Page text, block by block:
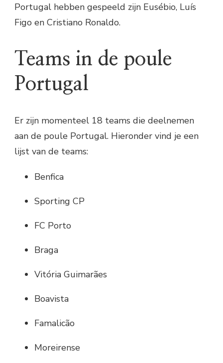
Portugal hebben gespeeld zijn Eusébio, Luís
Figo en Cristiano Ronaldo.
Teams in de poule
Portugal
Er zijn momenteel 18 teams die deelnemen
aan de poule Portugal. Hieronder vind je een
lijst van de teams:
Benfica
Sporting CP
FC Porto
Braga
Vitória Guimarães
Boavista
Famalicão
Moreirense